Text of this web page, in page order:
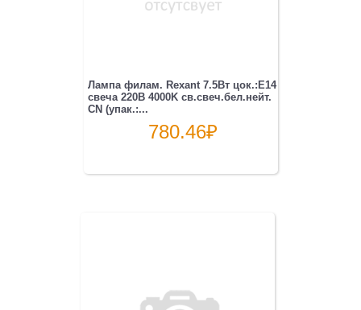
Лампа филам. Rexant 7.5Вт цок.:E14
свеча 220B 4000K св.свеч.бел.нейт.
CN (упак.:...
780.46₽